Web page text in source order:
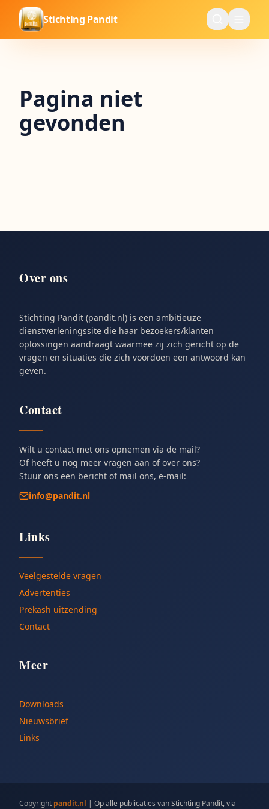
Stichting Pandit
Pagina niet
gevonden
Over ons
Stichting Pandit (pandit.nl) is een ambitieuze
dienstverleningssite die haar bezoekers/klanten
oplossingen aandraagt waarmee zij zich gericht op de
vragen en situaties die zich voordoen een antwoord kan
geven.
Contact
Wilt u contact met ons opnemen via de mail?
Of heeft u nog meer vragen aan of over ons?
Stuur ons een bericht of mail ons, e-mail:
info@pandit.nl
Links
Veelgestelde vragen
Advertenties
Prekash uitzending
Contact
Meer
Downloads
Nieuwsbrief
Links
Copyright pandit.nl | Op alle publicaties van Stichting Pandit, via